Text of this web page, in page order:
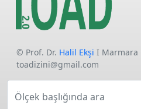
© Prof. Dr. Halil Ekşi I Marmara
toadizini@gmail.com
Ölçek başlığında ara